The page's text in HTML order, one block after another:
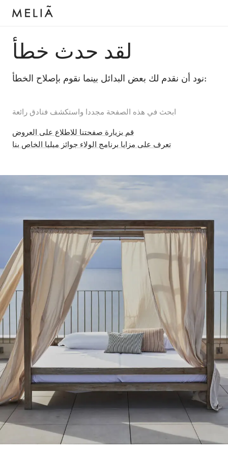
لقد حدث خطأ
نود أن نقدم لك بعض البدائل بينما نقوم بإصلاح الخطأ:
ابحث في هذه الصفحة مجددا واستكشف فنادق رائعة
قم بزيارة صفحتنا للاطلاع على العروض
تعرف على مزايا برنامج الولاء جوائز ميليا الخاص بنا